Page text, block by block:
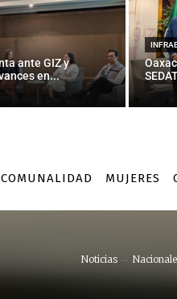
ante GIZ y
en...
COMUNALIDAD MUJERES
Noticias